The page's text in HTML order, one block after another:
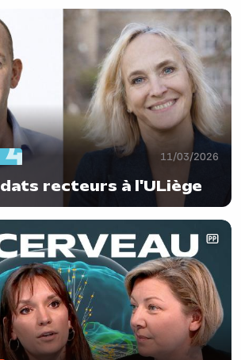
11/03/2026
recteurs à l'ULiège